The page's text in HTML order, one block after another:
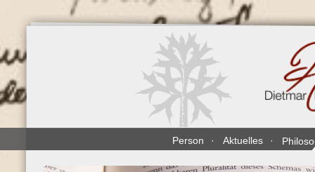
Inhalt
Person Aktuelles